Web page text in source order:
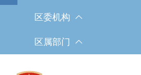
区委机构
区属部门